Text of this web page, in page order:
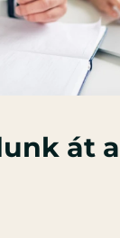
át